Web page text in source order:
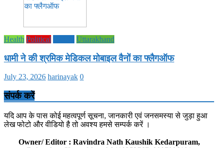
Health Political Uttarakhand
धामी ने की श्रमिक मेडिकल मोबाइल वैनों का फ्लैगऑफ
July 23, 2026 harinayak 0
संपर्क करें
यदि आप के पास कोई महत्वपूर्ण सूचना, जानकारी एवं जनसमस्या से जुड़ा हुआ
लेख फोटो और वीडियो है तो अवश्य हमसे सम्पर्क करें ।
Owner/ Editor : Ravindra Nath Kaushik Kedarpuram,